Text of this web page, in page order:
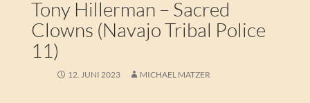
Tony Hillerman – Sacred
Clowns (Navajo Tribal Police
11)
12. JUNI 2023 MICHAEL MATZER